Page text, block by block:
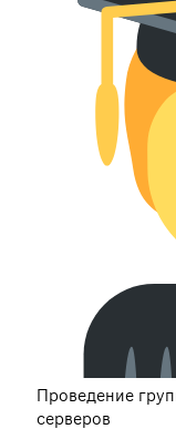
Проведение
серверов